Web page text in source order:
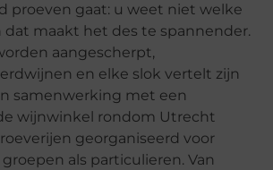
proeven gaat: u weet niet welke
dat maakt het des te spannender.
aangescherpt,
en elke slok vertelt zijn
samenwerking met een
wijnwinkel rondom Utrecht
georganiseerd voor
als particulieren. Van